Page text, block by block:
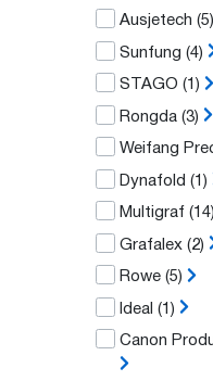
Ausjetech (5)
Sunfung (4)
STAGO (1)
Rongda (3)
Weifang
Dynafold (1)
Multigraf (14)
Grafalex (2)
Rowe (5)
Ideal (1)
Canon